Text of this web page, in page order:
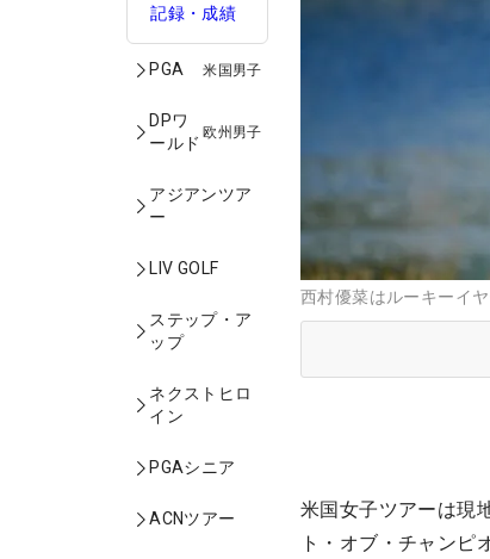
記録・成績
PGA 米国男子
DPワ
ールド
欧州男子
アジアンツア
ー
LIV GOLF
ステップ・ア
ップ
ネクストヒロ
イン
PGAシニア
ACNツアー
西村優菜はルーキーイ
米国女子ツアーは現
ト・オブ・チャンピ